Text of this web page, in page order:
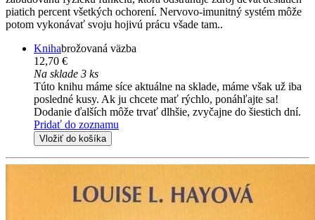
piatich percent všetkých ochorení. Nervovo-imunitný systém môže
potom vykonávať svoju hojivú prácu všade tam..
Knihabrožovaná väzba
12,70 €
Na sklade 3 ks
Túto knihu máme síce aktuálne na sklade, máme však už iba
posledné kusy. Ak ju chcete mať rýchlo, ponáhľajte sa!
Dodanie ďalších môže trvať dlhšie, zvyčajne do šiestich dní.
Pridať do zoznamu
Vložiť do košíka